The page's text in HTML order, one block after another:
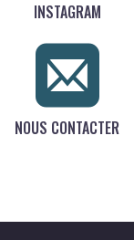
INSTAGRAM
NOUS CONTACTER